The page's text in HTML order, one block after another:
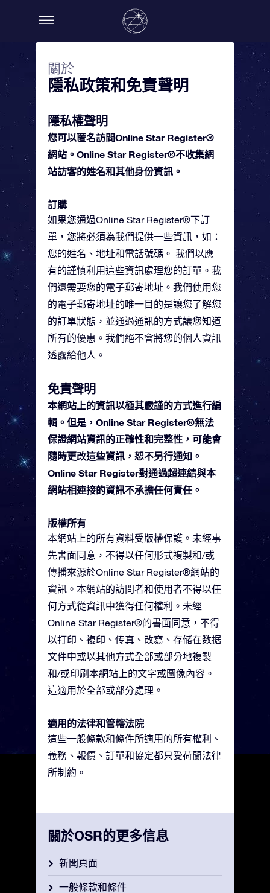
關於
隱私政策和免責聲明
隱私權聲明
您可以匿名訪問Online Star Register®
網站。Online Star Register®不收集網
站訪客的姓名和其他身份資訊。
訂購
如果您通過Online Star Register®下訂
單，您將必須為我們提供一些資訊，如：
您的姓名、地址和電話號碼。 我們以應
有的謹慎利用這些資訊處理您的訂單。我
們還需要您的電子郵寄地址。我們使用您
的電子郵寄地址的唯一目的是讓您了解您
的訂單狀態，並通過通訊的方式讓您知道
所有的優惠。我們絕不會將您的個人資訊
透露給他人。
免責聲明
本網站上的資訊以極其嚴謹的方式進行編
輯。但是，Online Star Register®無法
保證網站資訊的正確性和完整性，可能會
隨時更改這些資訊，恕不另行通知。
Online Star Register對通過超連結與本
網站相連接的資訊不承擔任何責任。
版權所有
本網站上的所有資料受版權保護。未經事
先書面同意，不得以任何形式複製和/或
傳播來源於Online Star Register®網站的
資訊。本網站的訪問者和使用者不得以任
何方式從資訊中獲得任何權利。未經
Online Star Register®的書面同意，不得
以打印、複印、传真、改寫、存储在数据
文件中或以其他方式全部或部分地複製
和/或印刷本網站上的文字或圖像內容。
這適用於全部或部分處理。
適用的法律和管轄法院
這些一般條款和條件所適用的所有權利、
義務、報價、訂單和協定都只受荷蘭法律
所制約。
關於OSR的更多信息
新聞頁面
一般條款和條件